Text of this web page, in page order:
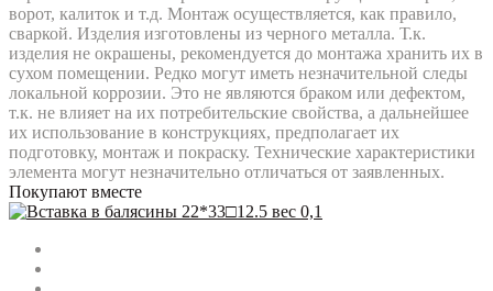
ворот, калиток и т.д. Монтаж осуществляется, как правило,
сваркой. Изделия изготовлены из черного металла. Т.к.
изделия не окрашены, рекомендуется до монтажа хранить их в
сухом помещении. Редко могут иметь незначительной следы
локальной коррозии. Это не являются браком или дефектом,
т.к. не влияет на их потребительские свойства, а дальнейшее
их использование в конструкциях, предполагает их
подготовку, монтаж и покраску. Технические характеристики
элемента могут незначительно отличаться от заявленных.
Покупают вместе